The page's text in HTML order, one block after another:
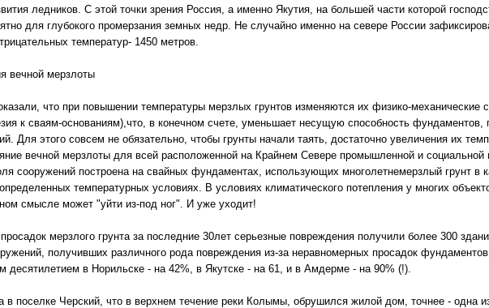
ледников. С этой точки зрения Россия, а именно Якутия, на большей части которой
для глубокого промерзания земных недр. Не случайно именно на севере России
температур- 1450 метров.
вечной мерзлоты
что при повышении температуры мерзлых грунтов изменяются их физико-механические
к сваям-основаниям),что, в конечном счете, уменьшает несущую способность
Для этого совсем не обязательно, чтобы грунты начали таять, достаточно увеличения их
вечной мерзлоты для всей расположенной на Крайнем Севере промышленной и
сооружений построена на свайных фундаментах, использующих многолетнемерзлый грунт в
температурных условиях. В условиях климатического потепления у многих
смысле может "уйти из-под ног". И уже уходит!
мерзлого грунта за последние 30лет серьезные повреждения получили более 300
получивших различного рода повреждения из-за неравномерных просадок
десятилетием в Норильске - на 42%, в Якутске - на 61, и в Амдерме - на 90% (!).
в поселке Черский, что в верхнем течение реки Колымы, обрушился жилой дом, точнее - одна